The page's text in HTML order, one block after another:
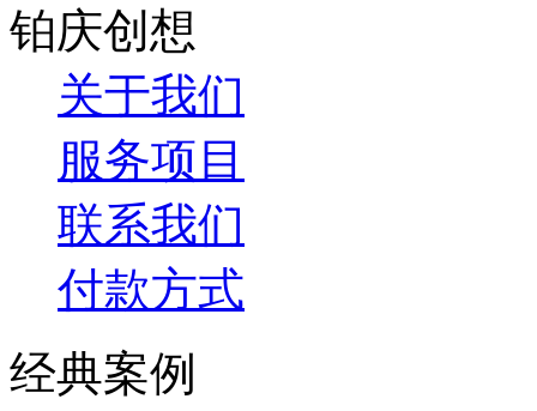
铂庆创想
关于我们
服务项目
联系我们
付款方式
经典案例